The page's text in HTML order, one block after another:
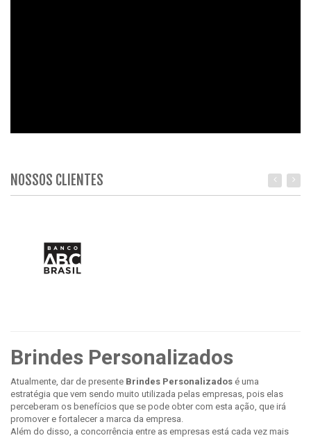
NOSSOS CLIENTES
Brindes Personalizados
Atualmente, dar de presente Brindes Personalizados é uma
estratégia que vem sendo muito utilizada pelas empresas, pois elas
perceberam os benefícios que se pode obter com esta ação, que irá
promover e fortalecer a marca da empresa.
Além do disso, a concorrência entre as empresas está cada vez mais